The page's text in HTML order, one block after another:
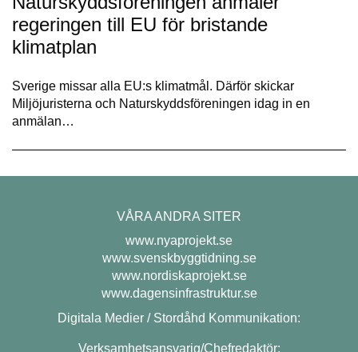
regeringen till EU för bristande
klimatplan
Sverige missar alla EU:s klimatmål. Därför skickar
Miljöjuristerna och Naturskyddsföreningen idag in en
anmälan…
VÅRA ANDRA SITER
www.nyaprojekt.se
www.svenskbyggtidning.se
www.nordiskaprojekt.se
www.dagensinfrastruktur.se
Digitala Medier / Stordåhd Kommunikation:
Verksamhetsansvarig/Chefredaktör: